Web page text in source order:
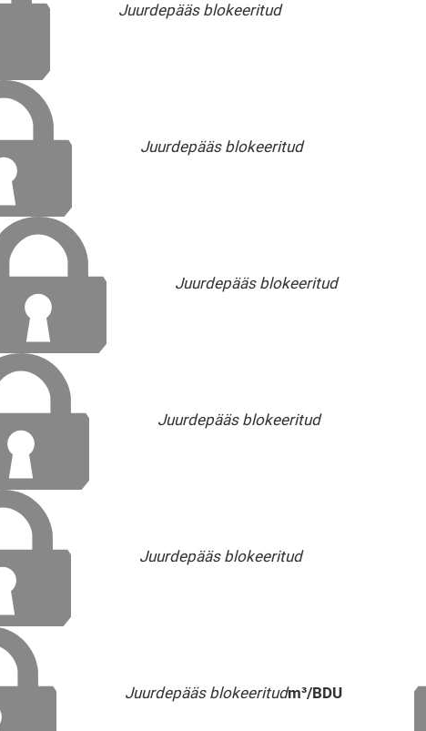
Juurdepääs blokeeritud
Juurdepääs blokeeritud
Juurdepääs blokeeritud
Juurdepääs blokeeritud
Juurdepääs blokeeritud
Juurdepääs blokeeritudm³/BDU